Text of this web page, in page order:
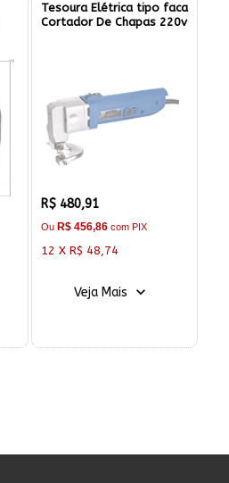
Tesoura Elétrica tipo faca
Cortador De Chapas 220v
R$ 480,91
Ou R$ 456,86com PIX
12 X R$ 48,74
Veja Mais